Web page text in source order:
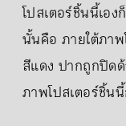
โปสเตอร์ชิ้นนี้เอ
นั้นคือ ภายใต้ภา
สีแดง ปากถูกปิด
ภาพโปสเตอร์ชิ้น